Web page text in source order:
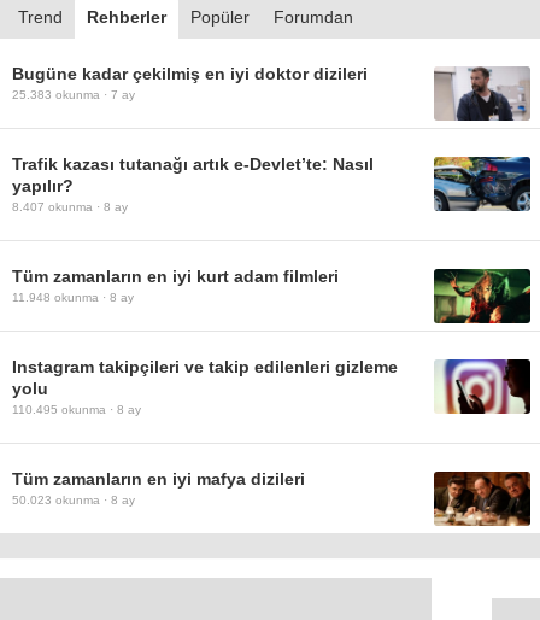
Trend Rehberler Popüler Forumdan
Bugüne kadar çekilmiş en iyi doktor dizileri
25.383 okunma · 7 ay
Trafik kazası tutanağı artık e-Devlet’te: Nasıl
yapılır?
8.407 okunma · 8 ay
Tüm zamanların en iyi kurt adam filmleri
11.948 okunma · 8 ay
Instagram takipçileri ve takip edilenleri gizleme
yolu
110.495 okunma · 8 ay
Tüm zamanların en iyi mafya dizileri
50.023 okunma · 8 ay